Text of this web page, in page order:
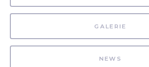
GALERIE
NEWS